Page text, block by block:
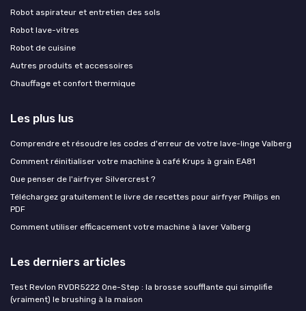
Robot aspirateur et entretien des sols
Robot lave-vitres
Robot de cuisine
Autres produits et accessoires
Chauffage et confort thermique
Les plus lus
Comprendre et résoudre les codes d'erreur de votre lave-linge Valberg
Comment réinitialiser votre machine à café Krups à grain EA81
Que penser de l'airfryer Silvercrest ?
Téléchargez gratuitement le livre de recettes pour airfryer Philips en
PDF
Comment utiliser efficacement votre machine à laver Valberg
Les derniers articles
Test Revlon RVDR5222 One-Step : la brosse soufflante qui simplifie
(vraiment) le brushing à la maison